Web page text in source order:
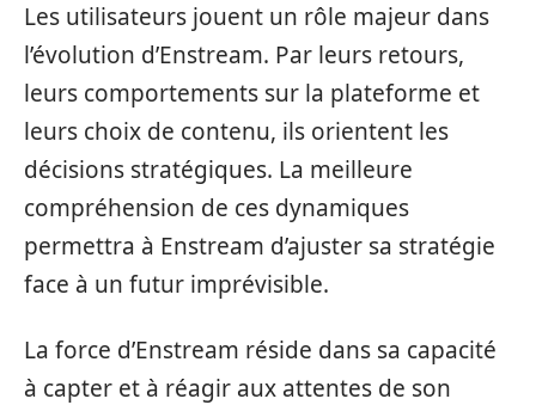
Les utilisateurs jouent un rôle majeur dans
l’évolution d’Enstream. Par leurs retours,
leurs comportements sur la plateforme et
leurs choix de contenu, ils orientent les
décisions stratégiques. La meilleure
compréhension de ces dynamiques
permettra à Enstream d’ajuster sa stratégie
face à un futur imprévisible.
La force d’Enstream réside dans sa capacité
à capter et à réagir aux attentes de son